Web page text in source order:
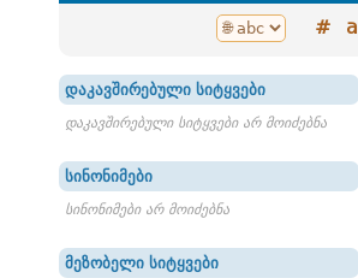
# a
დაკავშირებული სიტყვები
დაკავშირებული სიტყვები არ მოიძებნა
სინონიმები
სინონიმები არ მოიძებნა
მეზობელი სიტყვები